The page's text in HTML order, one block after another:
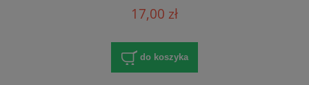
17,00 zł
do koszyka